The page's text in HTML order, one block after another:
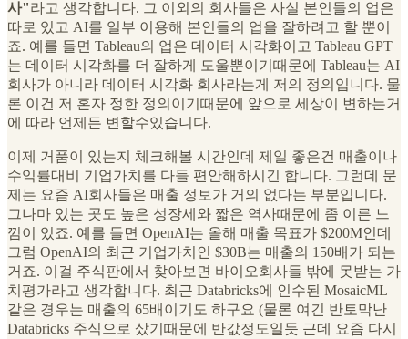
사"라고 생각합니다. 그 이외의 회사들은 사실 본인들의 업은
따로 있고 AI를 일부 이용해 본인들의 업을 잘하려고 할 뿐이
죠. 예를 들면 Tableau의 업은 데이터 시각화이고 Tableau GPT
는 데이터 시각화를 더 잘하게 도울뿐이기때문에 Tableau는 AI
회사가 아니라 데이터 시각화 회사라는게 저의 정의입니다. 물
론 이건 저 혼자 정한 정의이기때문에 앞으로 세상이 변하는거
에 따라 언제든 변할수있습니다.
이제 거품이 있는지 체크해볼 시간인데 제일 좋은건 매출이나
수익률대비 기업가치를 다들 편안해하시긴 합니다. 그런데 문
제는 요즘 AI회사들은 매출 정보가 거의 없다는 부분입니다.
그나마 있는 곳도 높은 성장세와 짧은 역사때문에 좀 이른 느
낌이 있죠. 예를 들면 OpenAI는 올해 매출 목표가 $200M인데
그럼 OpenAI의 최근 기업가치인 $30B는 매출의 150배가 되는
거죠. 이걸 주식판에서 찾아보면 바이오회사들 밖에 못받는 가
치평가라고 생각합니다. 최근 Databricks에 인수된 MosaicML
같은 경우는 매출의 65배이기도 하구요 (물론 여긴 반토막난
Databricks 주식으로 샀기때문에 반값정도일듯 근데 요즘 다시